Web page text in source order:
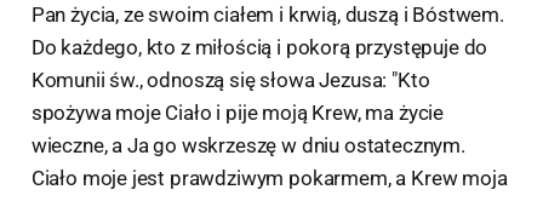
Pan życia, ze swoim ciałem i krwią, duszą i Bóstwem.
Do każdego, kto z miłością i pokorą przystępuje do
Komunii św., odnoszą się słowa Jezusa: "Kto
spożywa moje Ciało i pije moją Krew, ma życie
wieczne, a Ja go wskrzeszę w dniu ostatecznym.
Ciało moje jest prawdziwym pokarmem, a Krew moja